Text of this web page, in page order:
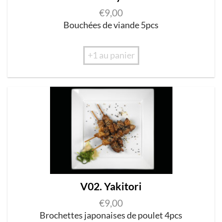
€9,00
Bouchéesdeviande5pcs
+1 au panier
V02. Yakitori
€9,00
Brochettes japonaises de poulet 4pcs